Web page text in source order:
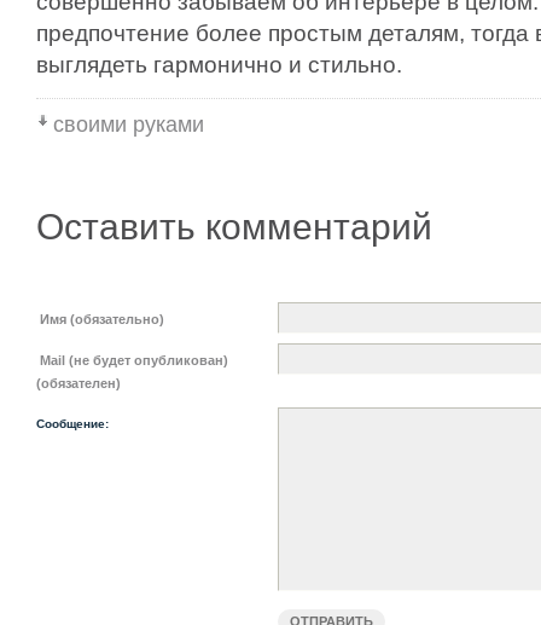
предпочтение более простым деталям, тогда
выглядеть гармонично и стильно.
своими руками
Оставить комментарий
Имя (обязательно)
Mail (не будет опубликован)
(обязателен)
Сообщение: